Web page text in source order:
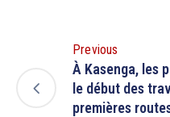
Previous
À Kasenga, les
le début des
premières